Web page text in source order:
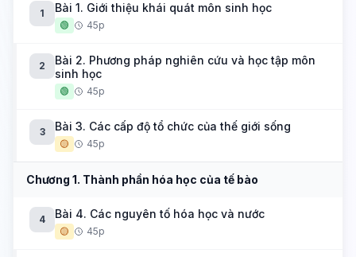
1 Bài 1. Giới thiệu khái quát môn sinh học
🟢 45p
2
Bài 2. Phương pháp nghiên cứu và học tập môn
sinh học
🟢 45p
3 Bài 3. Các cấp độ tổ chức của thế giới sống
🟡 45p
Chương 1. Thành phần hóa học của tế bào
4 Bài 4. Các nguyên tố hóa học và nước
🟡 45p